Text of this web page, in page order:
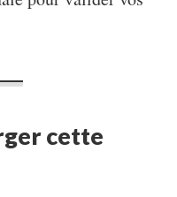
cette